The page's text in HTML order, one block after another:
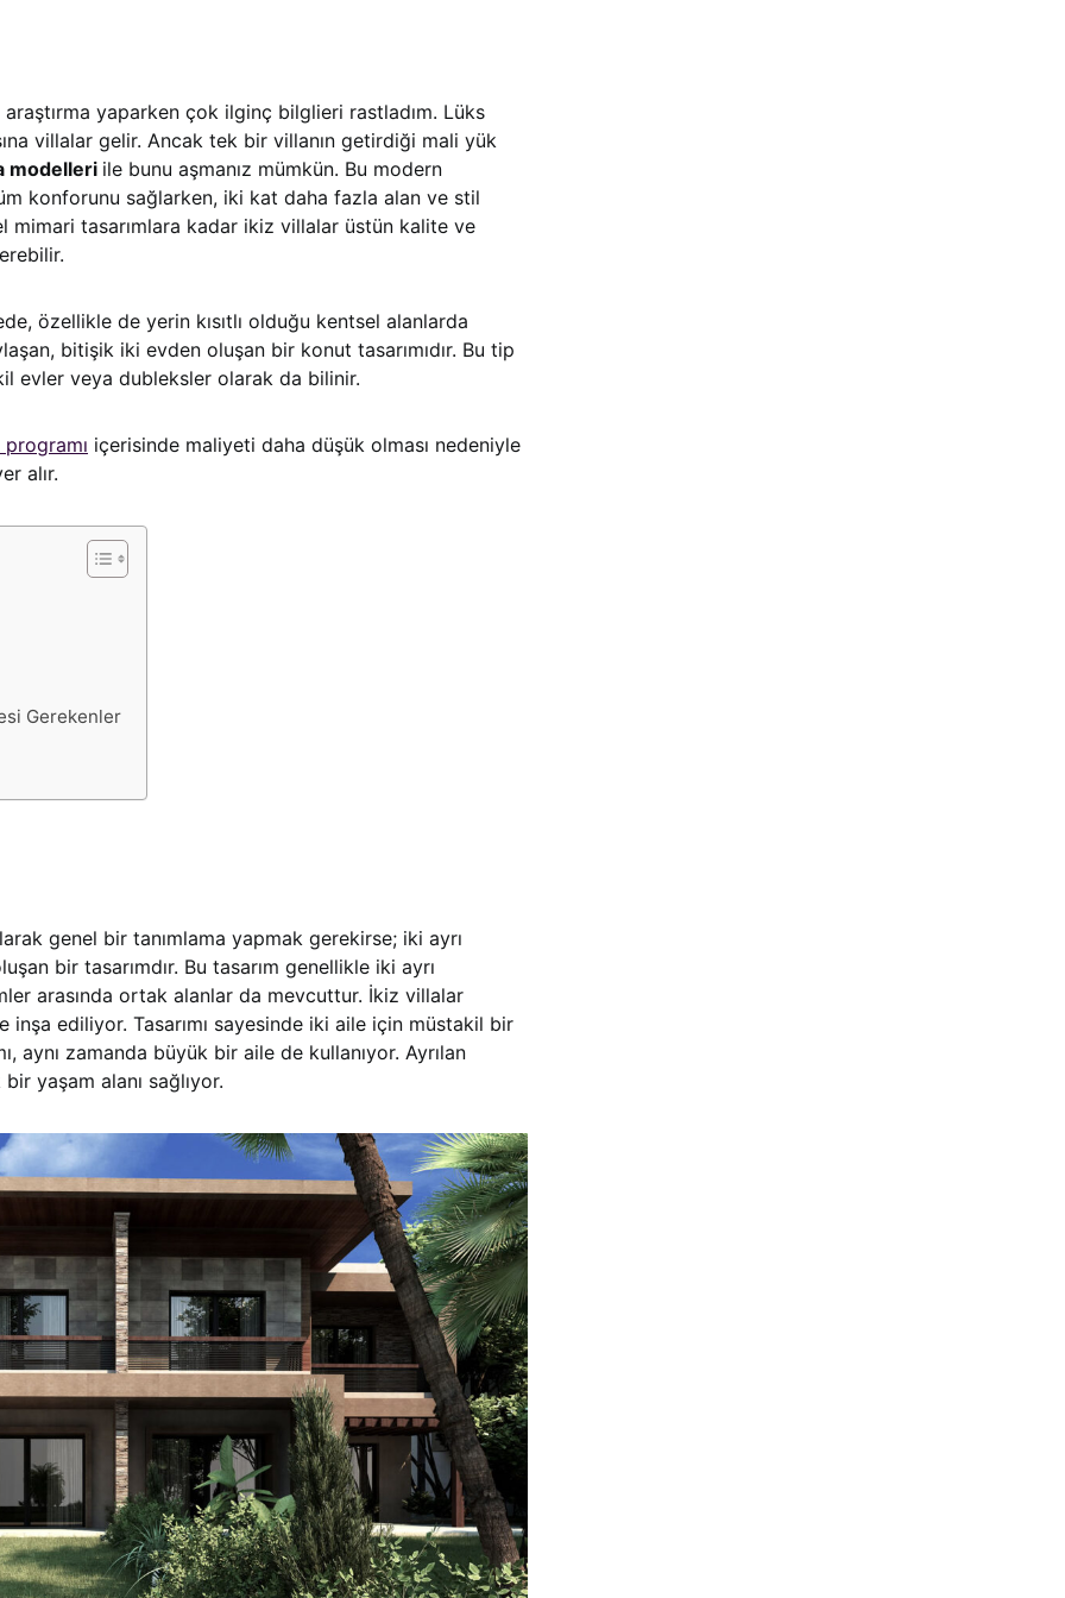
yaparken çok ilginç bilglieri rastladım. Lüks
villalar gelir. Ancak tek bir villanın getirdiği mali yük
modelleri ile bunu aşmanız mümkün. Bu modern
konforunu sağlarken, iki kat daha fazla alan ve stil
mimari tasarımlara kadar ikiz villalar üstün kalite ve
özellikle de yerin kısıtlı olduğu kentsel alanlarda
bitişik iki evden oluşan bir konut tasarımıdır. Bu tip
evler veya dubleksler olarak da bilinir.
içerisinde maliyeti daha düşük olması nedeniyle
alır.
Gerekenler
genel bir tanımlama yapmak gerekirse; iki ayrı
bir tasarımdır. Bu tasarım genellikle iki ayrı
arasında ortak alanlar da mevcuttur. İkiz villalar
ediliyor. Tasarımı sayesinde iki aile için müstakil bir
aynı zamanda büyük bir aile de kullanıyor. Ayrılan
yaşam alanı sağlıyor.